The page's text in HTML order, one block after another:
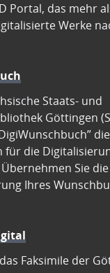
Portal, das mehr
Werke
Staats- und
Göttingen
für die
Sie
Ihres
Faksimile der